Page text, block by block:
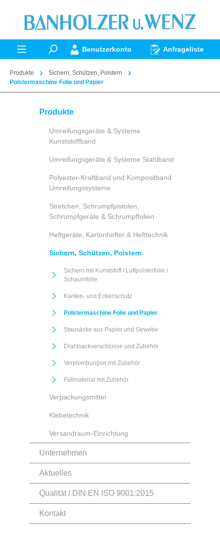
springen
Benutzerkonto Anfrageliste
Produkte
Sichern, Schützen, Polstern
Polstermaschine Folie und Papier
Produkte
Umreifungsgeräte & Systeme
Kunststoffband
Umreifungsgeräte & Systeme Stahlband
Polyester-Kraftband und Kompositband
Umreifungssysteme
Stretchen, Schrumpfpistolen,
Schrumpfgeräte & Schrumpffolien
Heftgeräte, Kartonhefter & Hefttechnik
Sichern, Schützen, Polstern
Sichern mit Kunststoff / Luftpolsterfolie /
Schaumfolie
Kanten- und Eckenschutz
Polstermaschine Folie und Papier
Stausäcke aus Papier und Gewebe
Drahtsackverschlüsse und Zubehör
Verplombungen mit Zubehör
Füllmaterial mit Zubehör
Verpackungsmittel
Klebetechnik
Versandraum-Einrichtung
Unternehmen
Aktuelles
Qualität / DIN EN ISO 9001:2015
Kontakt